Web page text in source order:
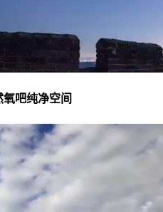
吧纯净空间